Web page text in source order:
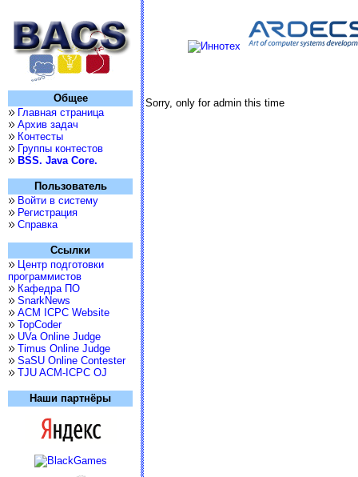
Общее
Главная страница
Архив задач
Контесты
Группы контестов
BSS. Java Core.
Пользователь
Войти в систему
Регистрация
Справка
Ссылки
Центр подготовки
программистов
Кафедра ПО
SnarkNews
ACM ICPC Website
TopCoder
UVa Online Judge
Timus Online Judge
SaSU Online Contester
TJU ACM-ICPC OJ
Наши партнёры
Sorry, only for admin this time